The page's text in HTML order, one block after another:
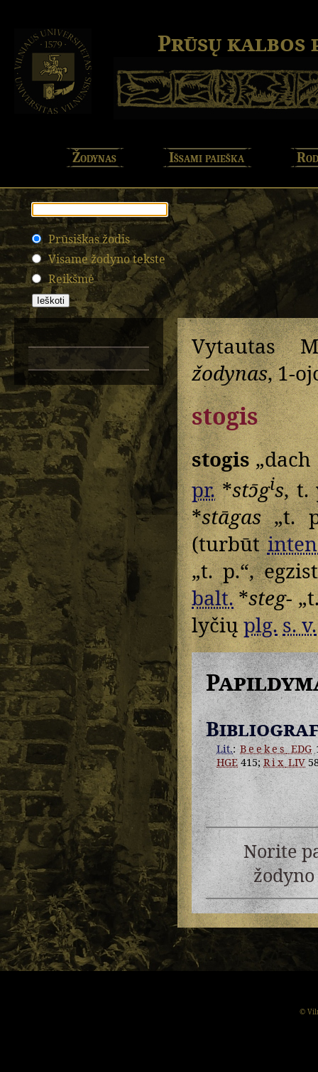
Prūsų kalbos
Žodynas Išsami paieška
Prūsiškas žodis
Visame žodyno tekste
Reikšmė
Vytautas
žodynas, 1-
stogis
stogis„dach
pr.*stɔ̄gis, t.
*stāgas„t.
(turbūt
„t. p.“,
balt.*steg-
lyčiųplg.s. v.
Lit.:BeekesEDG
HGE415;RixLIV
Norite
©